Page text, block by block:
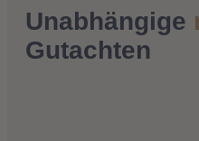
Unabhängige
Gutachten